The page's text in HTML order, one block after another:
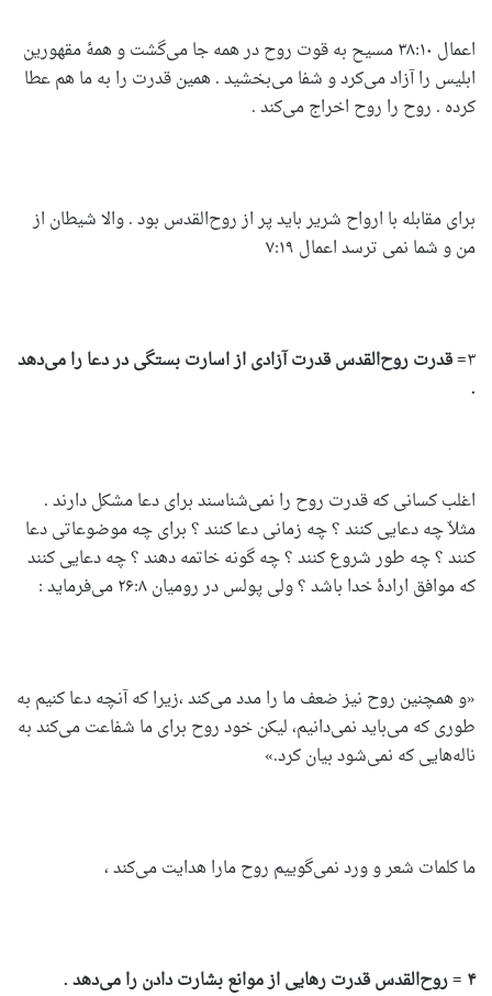
اعمال ۳۸:۱۰ مسیح به قوت روح در همه جا می‌گشت و همۀ مقهورین
ابلیس را آزاد می‌کرد و شفا می‌بخشید . همین قدرت را به ما هم عطا
کرده . روح را روح اخراج می‌کند .
برای مقابله با ارواح شریر باید پر از روح‌القدس بود . والا شیطان از
من و شما نمی ترسد اعمال ۷:۱۹
۳= قدرت روح‌القدس قدرت آزادی از اسارت بستگی در دعا را می‌دهد
.
اغلب کسانی که قدرت روح را نمی‌شناسند برای دعا مشکل دارند .
مثلاّ چه دعایی کنند ؟ چه زمانی دعا کنند ؟ برای چه موضوعاتی دعا
کنند ؟ چه طور شروع کنند ؟ چه گونه خاتمه دهند ؟ چه دعایی کنند
که موافق ارادۀ خدا باشد ؟ ولی پولس در رومیان ۲۶:۸ می‌فرماید :
«و همچنین روح نیز ضعف ما را مدد می‌کند ،زیرا که آنچه دعا کنیم به
طوری که می‌باید نمی‌دانیم، لیکن خود روح برای ما شفاعت می‌کند به
ناله‌هایی که نمی‌شود بیان کرد.»
ما کلمات شعر و ورد نمی‌گوییم روح مارا هدایت می‌کند ،
۴ = روح‌القدس قدرت رهایی از موانع بشارت دادن را می‌دهد .